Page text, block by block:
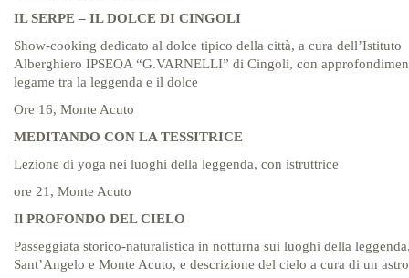
IL SERPE – IL DOLCE DI CINGOLI
Show-cooking dedicato al dolce tipico della città, a cura dell’Istituto
Alberghiero IPSEOA “G.VARNELLI” di Cingoli, con
legame tra la leggenda e il dolce
Ore 16, Monte Acuto
MEDITANDO CON LA TESSITRICE
Lezione di yoga nei luoghi della leggenda, con istruttrice
ore 21, Monte Acuto
Il PROFONDO DEL CIELO
Passeggiata storico-naturalistica in notturna sui luoghi della
Sant’Angelo e Monte Acuto, e descrizione del cielo a cura di un